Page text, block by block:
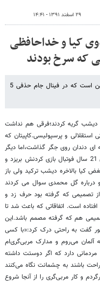
۲۹ اسفند ۱۳۹۱ - ۱۴:۴۱
کیا و خداحافظی
که سرخ بودند
آخرین آرزوی مهدوی کیا در فوتبال ایران این است که در فینال جام حذفی 5
گریه کردند؛فرقی هم نداشت
استقلالی و پرسپولیسی.کاپیتان که
دندان روی جگر گذاشت،اما دیگر
نتوانست این درد را هم در کنار سایر دردهای 21 سال فوتبال بازی کردنش بریزد و
کیا بالاخره دیشب ترکید ولی باز
گل محمدی سوال می کردند
تصمیمی که گرفته بود حرف زد و
است. اتفاقاتی که باعث شد تا
هم که گرفته مصمم باشد.این
گفت به راحتی درک کرد:«با کسی
می‌روم و مدارک مربی‌گری‌ام
دارد که اگر دوستت داشته
باشند به چشمانت نگاه می‌کنند
و کار مربی‌گری را از آنجا شروع